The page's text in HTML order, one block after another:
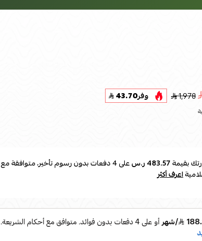
1,978 وفر43.70
بقيمة483.57 ر.س على4دفعات بدون رسوم تأخير، متوافقة مع
اعرف أكثر